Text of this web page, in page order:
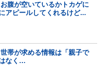
お腹が空いているかトカゲに
アピールしてくれるけど...
世帯が求める情報は「親子で
なく…